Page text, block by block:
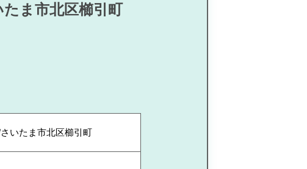
ま市北区櫛引町
いたま市北区櫛引町